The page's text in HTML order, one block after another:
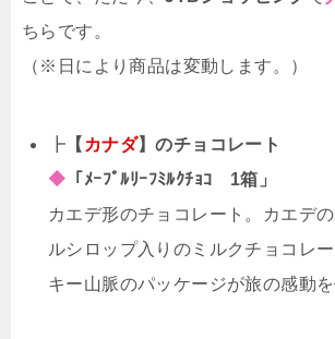
ちらです。
（※日により商品は変動します。）
┣ 【 カナダ】のチョコレート
◆ 「ﾒｰﾌﾟﾙﾘｰﾌﾐﾙｸﾁｮｺ 1箱」
カエデ形のチョコレート。カエデ
ルシロップ入りのミルクチョコレ
キー山脈のパッケージが旅の感動を